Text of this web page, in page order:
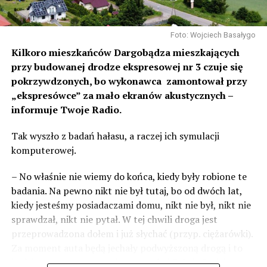
Foto: Wojciech Basałygo
Kilkoro mieszkańców Dargobądza mieszkających
przy budowanej drodze ekspresowej nr 3 czuje się
pokrzywdzonych, bo wykonawca zamontował przy
„ekspresówce” za mało ekranów akustycznych –
informuje Twoje Radio.
Tak wyszło z badań hałasu, a raczej ich symulacji
komputerowej.
– No właśnie nie wiemy do końca, kiedy były robione te
badania. Na pewno nikt nie był tutaj, bo od dwóch lat,
kiedy jesteśmy posiadaczami domu, nikt nie był, nikt nie
sprawdzał, nikt nie pytał. W tej chwili droga jest
przeprowadzona dołem i już słychać (przyp. ciężarówki).
będzie czteropasmowa droga – mówi Sylwia Rudak,